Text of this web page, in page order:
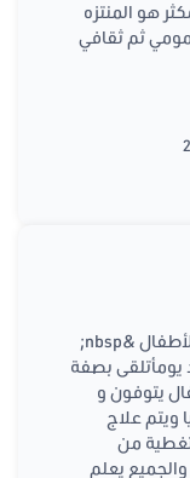
هو المنتزه
ثم ثقافي
سؤالي يتعلق بملف زرع الأعضاء عند الأطفال &nbsp;
يومأتلقى بصفة
يتوفون و
ويتم علاج
من
يعلم